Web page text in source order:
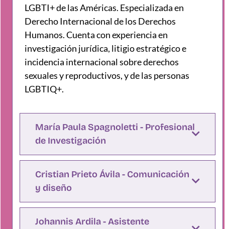
LGBTI+ de las Américas. Especializada en
Derecho Internacional de los Derechos
Humanos. Cuenta con experiencia en
investigación jurídica, litigio estratégico e
incidencia internacional sobre derechos
sexuales y reproductivos, y de las personas
LGBTIQ+.
María Paula Spagnoletti - Profesional
de Investigación
Cristian Prieto Ávila - Comunicación
y diseño
Johannis Ardila - Asistente